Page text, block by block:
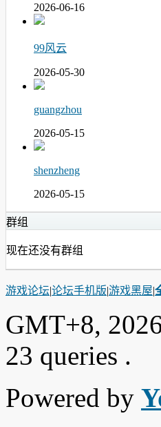
2026-06-16
99风云
2026-05-30
guangzhou
2026-05-15
shenzheng
2026-05-15
群组
现在还没有群组
游戏论坛|论坛手机版|游戏黑屋|
GMT+8,
23 queries .
Powered by